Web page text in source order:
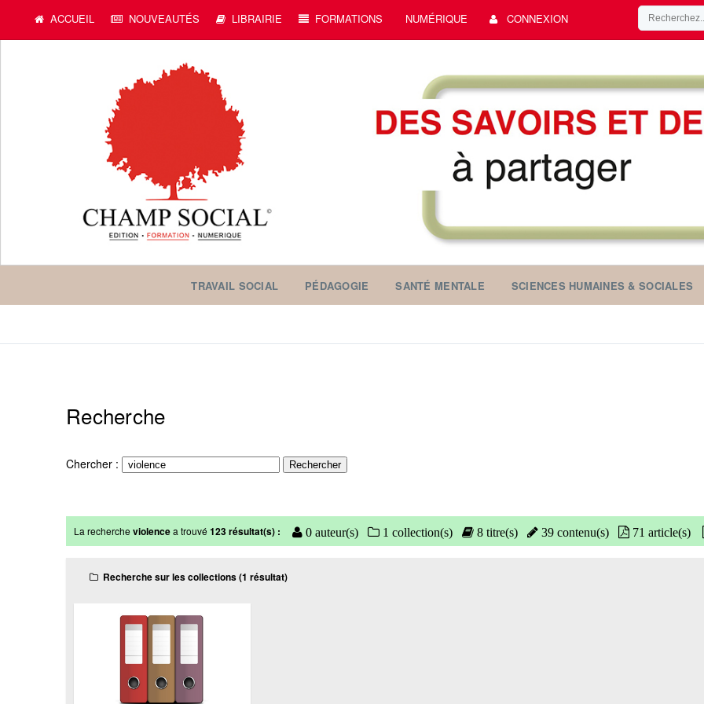
ACCUEIL NOUVEAUTÉS LIBRAIRIE FORMATIONS NUMÉRIQUE CONNEXION
TRAVAIL SOCIAL PÉDAGOGIE SANTÉ MENTALE SCIENCES HUMAINES & SOCIALES
Recherche
Chercher :
La rechercheviolencea trouvé123 résultat(s) : 0 auteur(s) 1 collection(s) 8 titre(s) 39 contenu(s) 71 article(s)
Recherche sur les collections (1 résultat)